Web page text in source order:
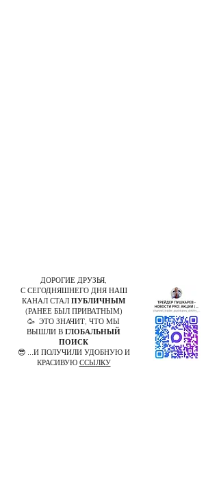
ДОРОГИЕ ДРУЗЬЯ,
С СЕГОДНЯШНЕГО ДНЯ НАШ
КАНАЛ СТАЛ ПУБЛИЧНЫМ
(РАНЕЕ БЫЛ ПРИВАТНЫМ)
🥳 ЭТО ЗНАЧИТ, ЧТО МЫ
ВЫШЛИ В ГЛОБАЛЬНЫЙ
ПОИСК
😎 ...И ПОЛУЧИЛИ УДОБНУЮ И
КРАСИВУЮ ССЫЛКУ